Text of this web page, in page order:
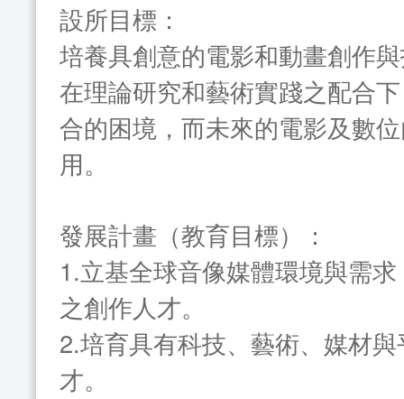
設所目標：
培養具創意的電影和動畫創作
在理論研究和藝術實踐之配合
合的困境，而未來的電影及數
用。
發展計畫（教育目標）：
1.立基全球音像媒體環境與需
之創作人才。
2.培育具有科技、藝術、媒材
才。